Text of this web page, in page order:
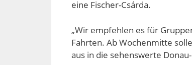
eine Fischer-Csárda.
„Wir empfehlen es für
Fahrten. Ab Wochenmitte
aus in die sehenswerte